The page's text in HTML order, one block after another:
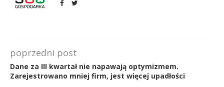
poprzedni post
Dane za III kwartał nie napawają optymizmem.
Zarejestrowano mniej firm, jest więcej upadłości